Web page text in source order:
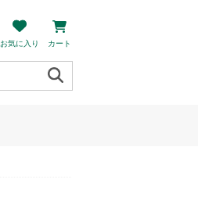
お気に入り カート